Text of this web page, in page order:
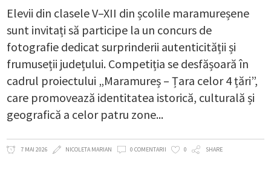
Elevii din clasele V–XII din școlile maramureșene
sunt invitați să participe la un concurs de
fotografie dedicat surprinderii autenticității și
frumuseții județului. Competiția se desfășoară în
cadrul proiectului „Maramureș – Țara celor 4 țări”,
care promovează identitatea istorică, culturală și
geografică a celor patru zone
7 MAI 2026 NICOLETA MARIAN 0 COMENTARII 0 SHARE